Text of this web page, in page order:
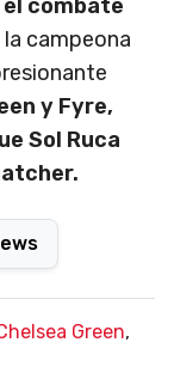
combate
campeona
y Fyre,
Sol Ruca
Green,